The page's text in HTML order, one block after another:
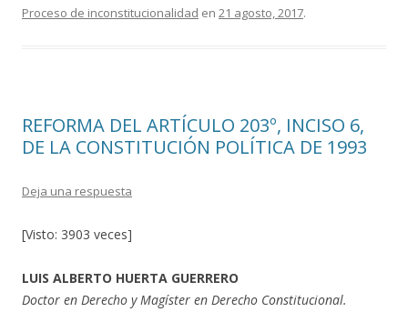
b
k
er p
r
Proceso de inconstitucionalidad en 21 agosto, 2017.
REFORMA DEL ARTÍCULO 203º, INCISO 6,
DE LA CONSTITUCIÓN POLÍTICA DE 1993
Deja una respuesta
[Visto: 3903 veces]
LUIS ALBERTO HUERTA GUERRERO
Doctor en Derecho y Magíster en Derecho Constitucional.